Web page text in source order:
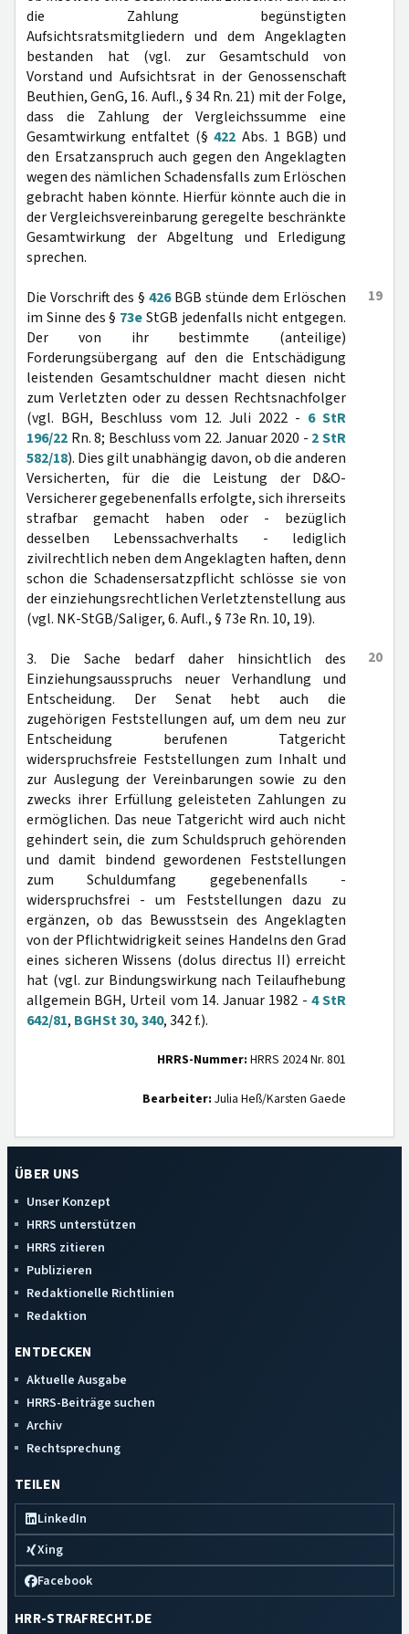
die Zahlung begünstigten
Aufsichtsratsmitgliedern und dem Angeklagten
bestanden hat (vgl. zur Gesamtschuld von
Vorstand und Aufsichtsrat in der Genossenschaft
Beuthien, GenG, 16. Aufl., § 34 Rn. 21) mit der Folge,
dass die Zahlung der Vergleichssumme eine
Gesamtwirkung entfaltet (§422 Abs. 1 BGB) und
den Ersatzanspruch auch gegen den Angeklagten
wegen des nämlichen Schadensfalls zum Erlöschen
gebracht haben könnte. Hierfür könnte auch die in
der Vergleichsvereinbarung geregelte beschränkte
Gesamtwirkung der Abgeltung und Erledigung
sprechen.
19
Die Vorschrift des § 426BGB stünde dem Erlöschen
im Sinne des § 73eStGB jedenfalls nicht entgegen.
Der von ihr bestimmte (anteilige)
Forderungsübergang auf den die Entschädigung
leistenden Gesamtschuldner macht diesen nicht
zum Verletzten oder zu dessen Rechtsnachfolger
(vgl. BGH, Beschluss vom 12. Juli 2022 - 6 StR
196/22 Rn. 8; Beschluss vom 22. Januar 2020 - 2 StR
582/18). Dies gilt unabhängig davon, ob die anderen
Versicherten, für die die Leistung der D&O-
Versicherer gegebenenfalls erfolgte, sich ihrerseits
strafbar gemacht haben oder - bezüglich
desselben Lebenssachverhalts - lediglich
zivilrechtlich neben dem Angeklagten haften, denn
schon die Schadensersatzpflicht schlösse sie von
der einziehungsrechtlichen Verletztenstellung aus
(vgl. NK-StGB/Saliger, 6. Aufl., § 73e Rn. 10, 19).
20
3. Die Sache bedarf daher hinsichtlich des
Einziehungsausspruchs neuer Verhandlung und
Entscheidung. Der Senat hebt auch die
zugehörigen Feststellungen auf, um dem neu zur
Entscheidung berufenen Tatgericht
widerspruchsfreie Feststellungen zum Inhalt und
zur Auslegung der Vereinbarungen sowie zu den
zwecks ihrer Erfüllung geleisteten Zahlungen zu
ermöglichen. Das neue Tatgericht wird auch nicht
gehindert sein, die zum Schuldspruch gehörenden
und damit bindend gewordenen Feststellungen
zum Schuldumfang gegebenenfalls -
widerspruchsfrei - um Feststellungen dazu zu
ergänzen, ob das Bewusstsein des Angeklagten
von der Pflichtwidrigkeit seines Handelns den Grad
eines sicheren Wissens (dolus directus II) erreicht
hat (vgl. zur Bindungswirkung nach Teilaufhebung
allgemein BGH, Urteil vom 14. Januar 1982 - 4 StR
642/81, BGHSt 30, 340, 342 f.).
HRRS-Nummer: HRRS 2024 Nr. 801
Bearbeiter: Julia Heß/Karsten Gaede
ÜBER UNS
Unser Konzept
HRRS unterstützen
HRRS zitieren
Publizieren
Redaktionelle Richtlinien
Redaktion
ENTDECKEN
Aktuelle Ausgabe
HRRS-Beiträge suchen
Archiv
Rechtsprechung
TEILEN
LinkedIn
Xing
Facebook
HRR-STRAFRECHT.DE